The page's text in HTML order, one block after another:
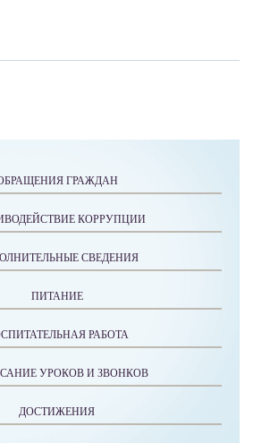
ГРАЖДАН
КОРРУПЦИИ
СВЕДЕНИЯ
ПИТАНИЕ
РАБОТА
УРОКОВ И ЗВОНКОВ
ДОСТИЖЕНИЯ